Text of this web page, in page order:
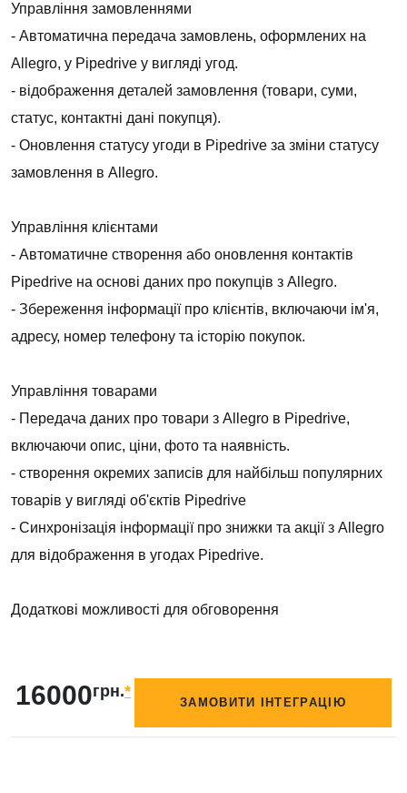
Управління замовленнями
- Автоматична передача замовлень, оформлених на
Allegro, у Pipedrive у вигляді угод.
- відображення деталей замовлення (товари, суми,
статус, контактні дані покупця).
- Оновлення статусу угоди в Pipedrive за зміни статусу
замовлення в Allegro.
Управління клієнтами
- Автоматичне створення або оновлення контактів
Pipedrive на основі даних про покупців з Allegro.
- Збереження інформації про клієнтів, включаючи ім'я,
адресу, номер телефону та історію покупок.
Управління товарами
- Передача даних про товари з Allegro в Pipedrive,
включаючи опис, ціни, фото та наявність.
- створення окремих записів для найбільш популярних
товарів у вигляді об'єктів Pipedrive
- Синхронізація інформації про знижки та акції з Allegro
для відображення в угодах Pipedrive.
Додаткові можливості для обговорення
16000грн.*
ЗАМОВИТИ ІНТЕГРАЦІЮ